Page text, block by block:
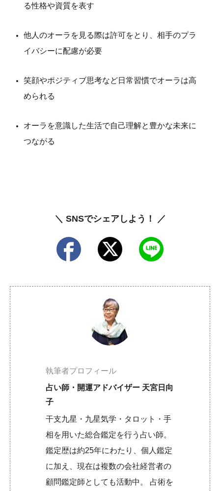
る性格や資質を表す
他人のオーラを見る際は許可をとり、相手のプラ
イバシーに配慮が必要
笑顔やポジティブ思考など日常習慣でオーラは高
められる
オーラを意識した生活で自己理解と豊かな未来に
つながる
＼ SNSでシェアしよう！ ／
執筆者プロフィール
占い師・開運アドバイザー 天宮日向
子
干支九星・九星気学・タロット・手
相を用いた総合鑑定を行う占い師。
鑑定歴は約25年にわたり、個人鑑定
に加え、現在は複数の会社経営者の
顧問鑑定師としても活動中。 占術を